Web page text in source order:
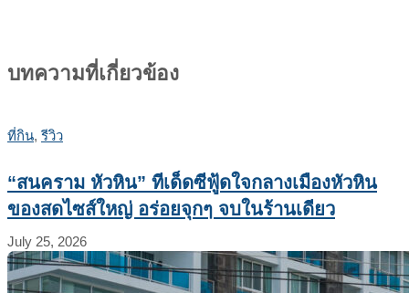
บทความที่เกี่ยวข้อง
ที่กิน, รีวิว
“สนคราม หัวหิน” ทีเด็ดซีฟู้ดใจกลางเมืองหัวหิน
ของสดไซส์ใหญ่ อร่อยจุกๆ จบในร้านเดียว
July 25, 2026